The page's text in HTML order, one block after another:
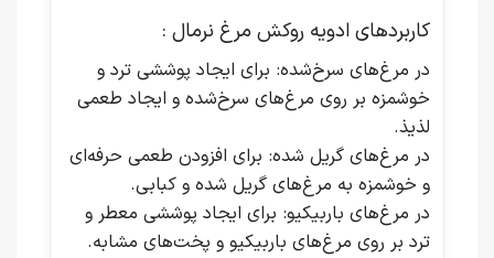
کاربردهای ادویه روکش مرغ نرمال :
در مرغ‌های سرخ‌شده: برای ایجاد پوششی ترد و
خوشمزه بر روی مرغ‌های سرخ‌شده و ایجاد طعمی
لذیذ.
در مرغ‌های گریل شده: برای افزودن طعمی حرفه‌ای
و خوشمزه به مرغ‌های گریل شده و کبابی.
در مرغ‌های باربیکیو: برای ایجاد پوششی معطر و
ترد بر روی مرغ‌های باربیکیو و پخت‌های مشابه.